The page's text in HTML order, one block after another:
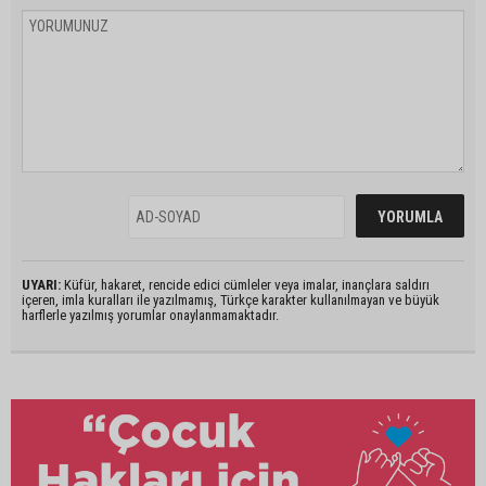
UYARI: Küfür, hakaret, rencide edici cümleler veya imalar, inançlara saldırı
içeren, imla kuralları ile yazılmamış, Türkçe karakter kullanılmayan ve büyük
harflerle yazılmış yorumlar onaylanmamaktadır.